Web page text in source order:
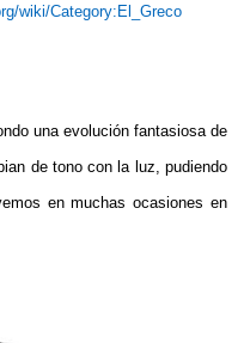
wiki/Category:El_Greco
una evolución fantasiosa de
de tono con la luz, pudiendo
en muchas ocasiones en